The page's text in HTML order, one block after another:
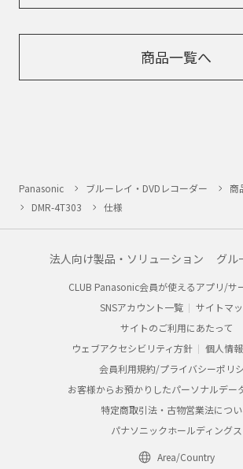
商品一覧へ
Panasonic ブルーレイ・DVDレコーダー
商
DMR-4T303
仕様
法人向け製品・ソリューション グル
CLUB Panasonic会員が使えるアプリ/サ
SNSアカウント一覧
サイトマ
サイトのご利用にあたって
ウェブアクセシビリティ方針
個人情
会員利用規約/プライバシーポリ
お客様からお預かりしたパーソナルデー
特定商取引法・古物営業法につ
パナソニックホールディングス
Area/Country